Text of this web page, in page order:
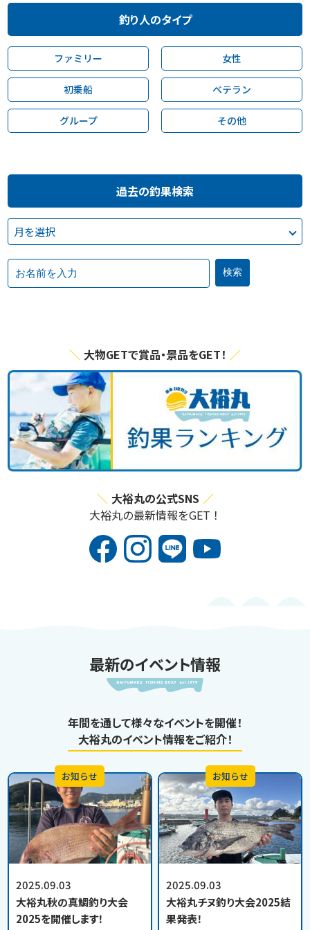
釣り人のタイプ
ファミリー 女性
初乗船 ベテラン
グループ その他
過去の釣果検索
大物GETで賞品・景品をGET！
大裕丸の公式SNS
大裕丸の最新情報をGET！
最新のイベント情報
年間を通して様々なイベントを開催！
大裕丸のイベント情報をご紹介！
2025.09.03
大裕丸秋の真鯛釣り大会
2025を開催します！
お知らせ
2025.09.03
大裕丸チヌ釣り大会2025結
果発表！
お知らせ